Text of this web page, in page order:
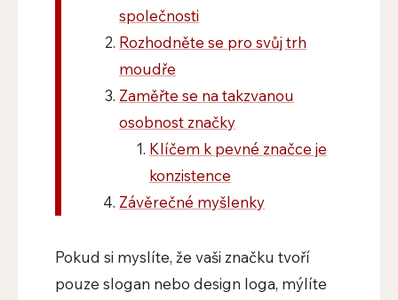
společnosti
Rozhodněte se pro svůj trh
moudře
Zaměřte se na takzvanou
osobnost značky
Klíčem k pevné značce je
konzistence
Závěrečné myšlenky
Pokud si myslíte, že vaši značku tvoří
pouze slogan nebo design loga, mýlíte